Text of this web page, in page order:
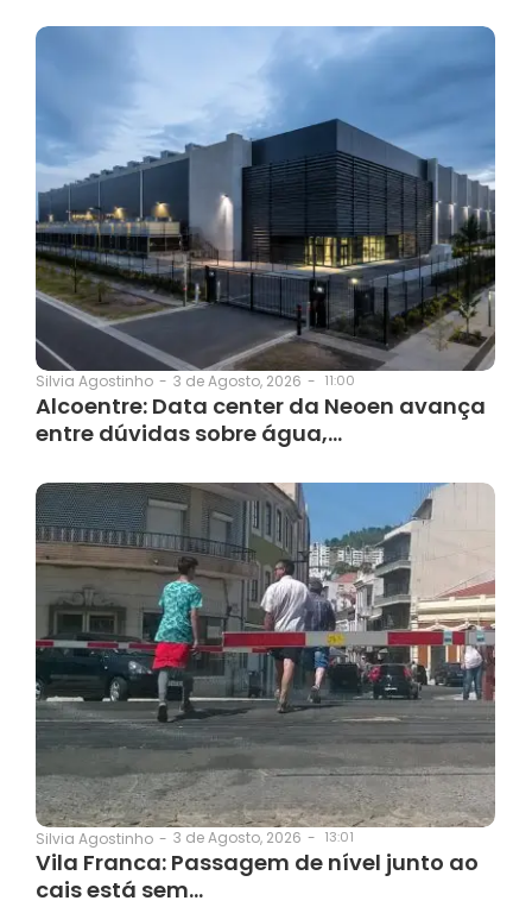
Silvia Agostinho - 3 de Agosto, 2026 - 11:00
Alcoentre: Data center da Neoen avança
entre dúvidas sobre água,…
Silvia Agostinho - 3 de Agosto, 2026 - 13:01
Vila Franca: Passagem de nível junto ao
cais está sem…